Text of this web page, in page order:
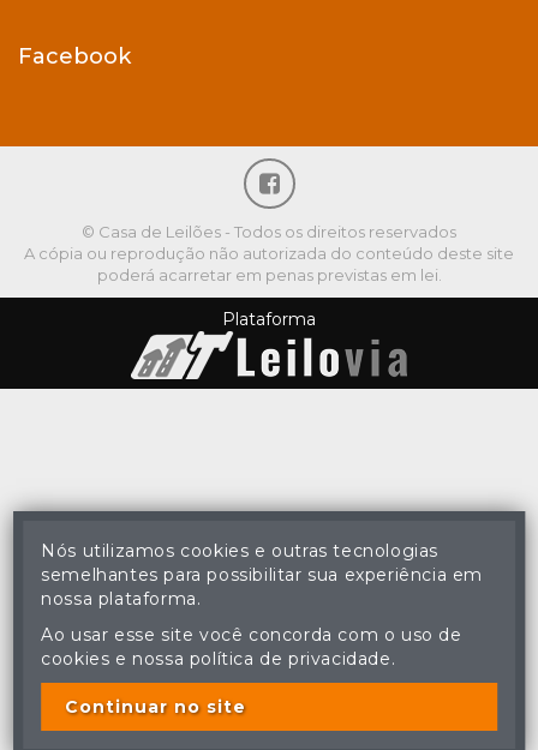
Facebook
© Casa de Leilões - Todos os direitos reservados
A cópia ou reprodução não autorizada do conteúdo deste site
poderá acarretar em penas previstas em lei.
Plataforma
Nós utilizamos cookies e outras tecnologias
semelhantes para possibilitar sua experiência em
nossa plataforma.
Ao usar esse site você concorda com o uso de
cookies e nossa política de privacidade.
Continuar no site